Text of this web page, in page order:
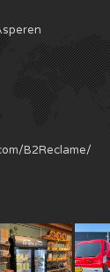
B2Reclame/